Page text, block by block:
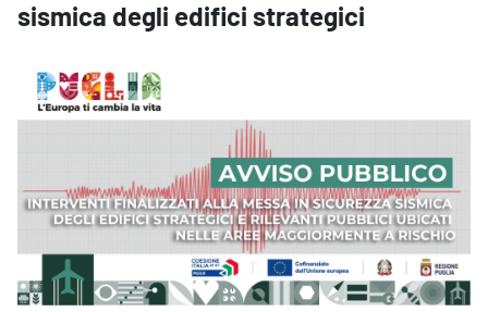
sismica degli edifici strategici